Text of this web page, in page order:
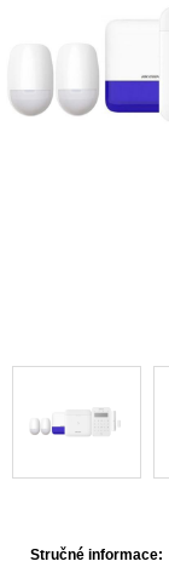
Stručné informace: